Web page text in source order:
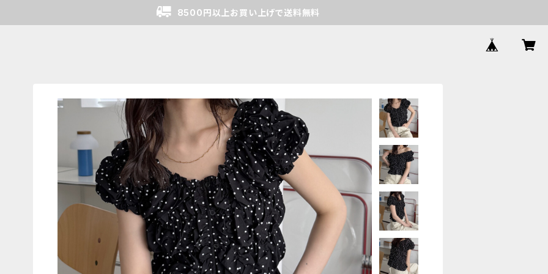
8500円以上お買い上げで送料無料